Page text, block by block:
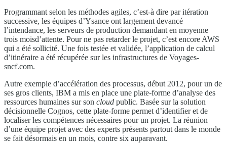
Programmant selon les méthodes agiles, c’est-à dire par itération
successive, les équipes d’Ysance ont largement devancé
l’intendance, les serveurs de production demandant en moyenne
trois moisd’attente. Pour ne pas retarder le projet, c’est encore AWS
qui a été sollicité. Une fois testée et validée, l’application de calcul
d’itinéraire a été récupérée sur les infrastructures de Voyages-
sncf.com.
Autre exemple d’accélération des processus, début 2012, pour un de
ses gros clients, IBM a mis en place une plate-forme d’analyse des
ressources humaines sur son cloud public. Basée sur la solution
décisionnelle Cognos, cette plate-forme permet d’identifier et de
localiser les compétences nécessaires pour un projet. La réunion
d’une équipe projet avec des experts présents partout dans le monde
se fait désormais en un mois, contre six auparavant.